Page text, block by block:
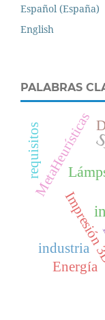
Español (España)
English
PALABRAS
MetaHeurísticas
industria
Energía
requisitos